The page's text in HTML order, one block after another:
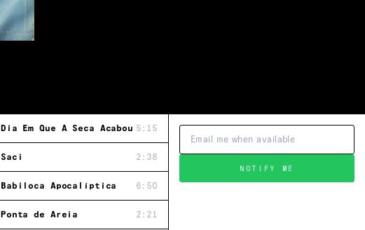
Dia Em Que A Seca Acabou e o Deserto Se Encheu de Regatos,
5:15
Saci 2:38
Babiloca Apocalíptica 6:50
Ponta de Areia 2:21
NOTIFY ME